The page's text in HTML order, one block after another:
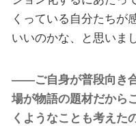
くっている自分たちが
いいのかな、と思いま
――ご自身が普段向き
場が物語の題材だから
くようなことも考えた